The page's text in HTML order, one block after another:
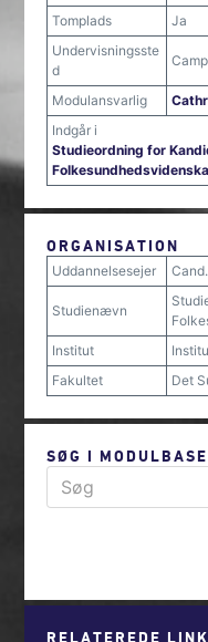
Tomplads
Ja
Undervisningsste
d
Modulansvarlig
Indgår i
Studieordning for
ORGANISATION
Uddannelsesejer
Studienævn
Institut
Fakultet
Det
SØG I
RELATEREDE